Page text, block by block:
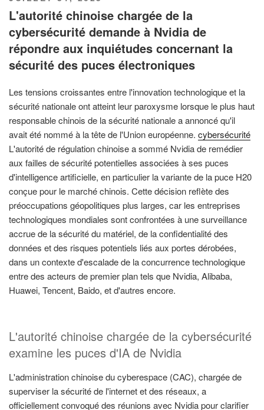
LE
L'autorité chinoise chargée de la
cybersécurité demande à Nvidia de
répondre aux inquiétudes concernant la
sécurité des puces électroniques
Les tensions croissantes entre l'innovation technologique et la
sécurité nationale ont atteint leur paroxysme lorsque le plus haut
responsable chinois de la sécurité nationale a annoncé qu'il
avait été nommé à la tête de l'Union européenne. cybersécurité
L'autorité de régulation chinoise a sommé Nvidia de remédier
aux failles de sécurité potentielles associées à ses puces
d'intelligence artificielle, en particulier la variante de la puce H20
conçue pour le marché chinois. Cette décision reflète des
préoccupations géopolitiques plus larges, car les entreprises
technologiques mondiales sont confrontées à une surveillance
accrue de la sécurité du matériel, de la confidentialité des
données et des risques potentiels liés aux portes dérobées,
dans un contexte d'escalade de la concurrence technologique
entre des acteurs de premier plan tels que Nvidia, Alibaba,
Huawei, Tencent, Baido, et d'autres encore.
L'autorité chinoise chargée de la cybersécurité
examine les puces d'IA de Nvidia
L'administration chinoise du cyberespace (CAC), chargée de
superviser la sécurité de l'internet et des réseaux, a
officiellement convoqué des réunions avec Nvidia pour clarifier